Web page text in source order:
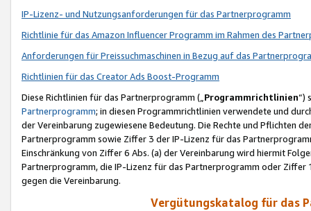
IP-Lizenz- und Nutzungsanforderungen für das Partnerprogramm
Richtlinie für das Amazon Influencer Programm im Rahmen des
Anforderungen für Preissuchmaschinen in Bezug auf das
Richtlinien für das Creator Ads Boost-Programm
Diese Richtlinien für das Partnerprogramm („Programmrichtlinien“)
Partnerprogramm; in diesen Programmrichtlinien verwendete und
der Vereinbarung zugewiesene Bedeutung. Die Rechte und Pflichten
Partnerprogramm sowie Ziffer 3 der IP-Lizenz für das
Einschränkung von Ziffer 6 Abs. (a) der Vereinbarung wird hiermit
Partnerprogramm, die IP-Lizenz für das Partnerprogramm oder
gegen die Vereinbarung.
Vergütungskatalog für das